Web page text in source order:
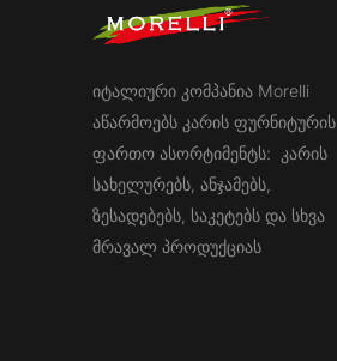
იტალიური კომპანია Morelli
აწარმოებს კარის ფურნიტურის
ფართო ასორტიმენტს: კარის
სახელურებს, ანჯამებს,
ზესადებებს, საკეტებს და სხვა
მრავალ პროდუქციას